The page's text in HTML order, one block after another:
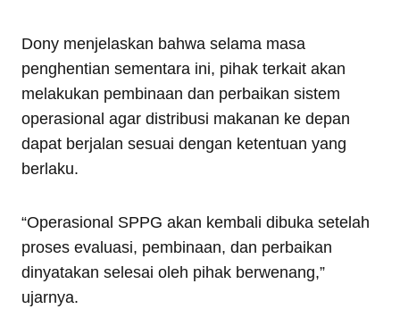
Dony menjelaskan bahwa selama masa
penghentian sementara ini, pihak terkait akan
melakukan pembinaan dan perbaikan sistem
operasional agar distribusi makanan ke depan
dapat berjalan sesuai dengan ketentuan yang
berlaku.
“Operasional SPPG akan kembali dibuka setelah
proses evaluasi, pembinaan, dan perbaikan
dinyatakan selesai oleh pihak berwenang,”
ujarnya.